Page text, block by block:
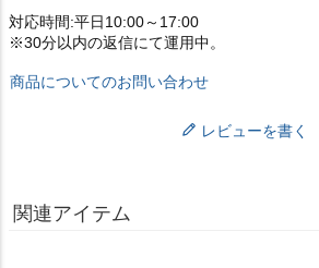
対応時間:平日10:00～17:00
※30分以内の返信にて運用中。
商品についてのお問い合わせ
レビューを書く
関連アイテム